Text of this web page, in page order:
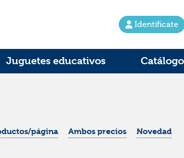
Identifícate
Juguetes educativos
página Ambos precios Novedad